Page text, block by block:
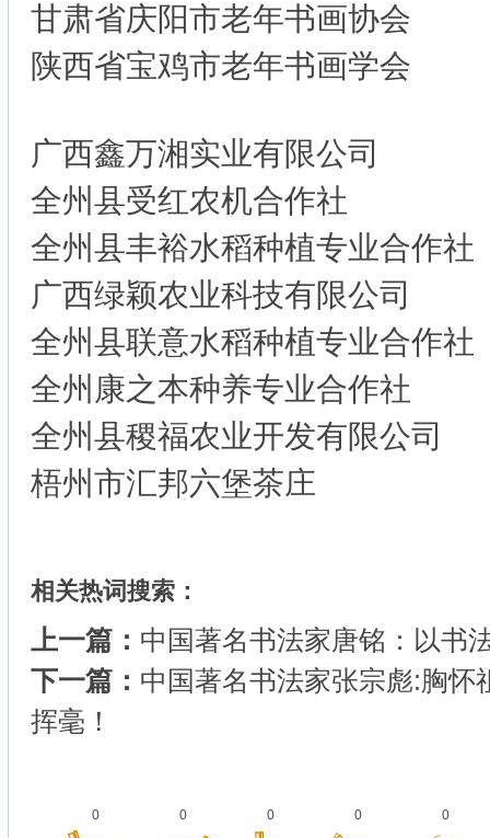
甘肃省庆阳市老年书画协会
陕西省宝鸡市老年书画学会
广西鑫万湘实业有限公司
全州县受红农机合作社
全州县丰裕水稻种植专业合作社
广西绿颖农业科技有限公司
全州县联意水稻种植专业合作社
全州康之本种养专业合作社
全州县稷福农业开发有限公司
梧州市汇邦六堡茶庄
相关热词搜索：
上一篇： 中国著名书法家唐铭：以书
下一篇： 中国著名书法家张宗彪:胸怀
挥毫！
0 0 0 0 0